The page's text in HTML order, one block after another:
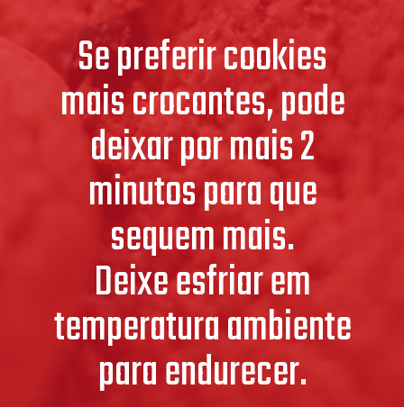
Se preferir cookies
mais crocantes, pode
deixar por mais 2
minutos para que
sequem mais.
Deixe esfriar em
temperatura ambiente
para endurecer.